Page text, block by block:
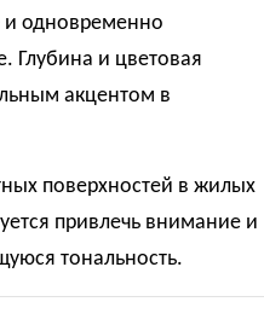
и одновременно
Глубина и цветовая
акцентом в
поверхностей в жилых
привлечь внимание и
тональность.